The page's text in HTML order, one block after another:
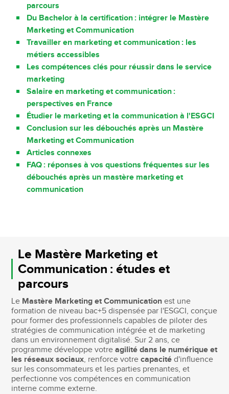
parcours
Du Bachelor à la certification : intégrer le Mastère
Marketing et Communication
Travailler en marketing et communication : les
métiers accessibles
Les compétences clés pour réussir dans le service
marketing
Salaire en marketing et communication :
perspectives en France
Étudier le marketing et la communication à l'ESGCI
Conclusion sur les débouchés après un Mastère
Marketing et Communication
Articles connexes
FAQ : réponses à vos questions fréquentes sur les
débouchés après un mastère marketing et
communication
Le Mastère Marketing et
Communication : études et
parcours
Le Mastère Marketing et Communication est une
formation de niveau bac+5 dispensée par l'ESGCI, conçue
pour former des professionnels capables de piloter des
stratégies de communication intégrée et de marketing
dans un environnement digitalisé. Sur 2 ans, ce
programme développe votreagilité dans le numérique et
les réseaux sociaux, renforce votrecapacité d'influence
sur les consommateurs et les parties prenantes, et
perfectionne vos compétences en communication
interne comme externe.